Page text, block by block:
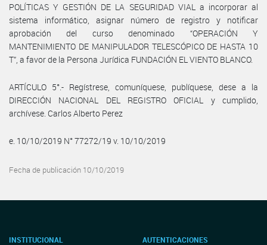
POLÍTICAS Y GESTIÓN DE LA SEGURIDAD VIAL a incorporar al
sistema informático, asignar número de registro y notificar
aprobación del curso denominado “OPERACIÓN Y
MANTENIMIENTO DE MANIPULADOR TELESCÓPICO DE HASTA 10
T”, a favor de la Persona Jurídica FUNDACIÓN EL VIENTO BLANCO.
ARTÍCULO 5°.- Regístrese, comuníquese, publíquese, dese a la
DIRECCIÓN NACIONAL DEL REGISTRO OFICIAL y cumplido,
archívese. Carlos Alberto Perez
e. 10/10/2019 N° 77272/19 v. 10/10/2019
Fecha de publicación 10/10/2019
INSTITUCIONAL AUTENTICACIONES